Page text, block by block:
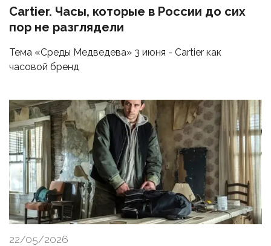
Cartier. Часы, которые в России до сих
пор не разглядели
Тема «Среды Медведева» 3 июня - Cartier как
часовой бренд
22/05/2026